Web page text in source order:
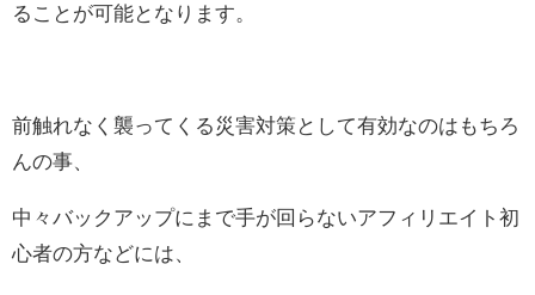
ることが可能となります。
前触れなく襲ってくる災害対策として有効なのはもちろ
んの事、
中々バックアップにまで手が回らないアフィリエイト初
心者の方などには、